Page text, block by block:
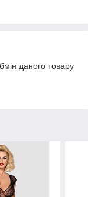
даного товару